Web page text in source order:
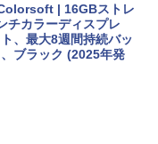
】 HP ノートパソコ
5
Edition | オンライ
ー・カタログ: 本体ハ
エミュレータ紹介
| 16GBストレ
チカラーディスプレ
、最大8週間持続バッ
ブラック (2025年発